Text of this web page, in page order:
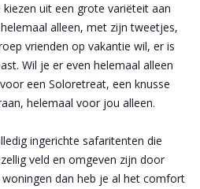
kiezen uit een grote variëteit aan
alleen, met zijn tweetjes,
vrienden op vakantie wil, er is
Wil je er even helemaal alleen
een Soloretreat, een knusse
helemaal voor jou alleen.
ingerichte safaritenten die
veld en omgeven zijn door
dan heb je al het comfort